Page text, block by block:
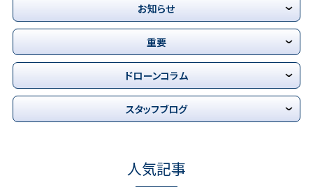
お知らせ
重要
ドローンコラム
スタッフブログ
人気記事